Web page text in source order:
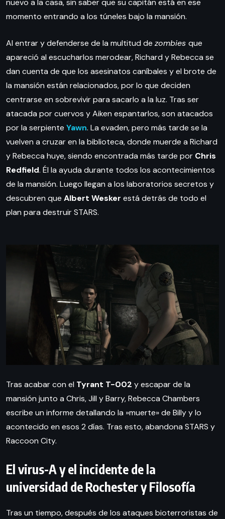
nuevo a la casa, sin saber que su capitán está en ese
momento entrando a los túneles bajo la mansión.
Al entrar y defenderse de la multitud de zombies que
apareció al escucharlos merodear, Richard y Rebecca se
dan cuenta de que los asesinatos caníbales y el brote de
la mansión están relacionados, por lo que deciden
centrarse en sobrevivir para sacarlo a la luz. Tras ser
atacada por cuervos y Aiken espantarlos, son atacados
por la serpiente Yawn. La evaden, pero más tarde se la
vuelven a cruzar en la biblioteca, donde muerde a Richard
y Rebecca huye, siendo encontrada más tarde por Chris
Redfield. Él la ayuda durante todos los acontecimientos
de la mansión. Luego llegan a los laboratorios secretos y
descubren que Albert Wesker está detrás de todo el
plan para destruir STARS.
Tras acabar con el Tyrant T-002 y escapar de la
mansión junto a Chris, Jill y Barry, Rebecca Chambers
escribe un informe detallando la »muerte» de Billy y lo
acontecido en esos 2 días. Tras esto, abandona STARS y
Raccoon City.
El virus-A y el incidente de la
universidad de Rochester y Filosofía
Tras un tiempo, después de los ataques bioterroristas de